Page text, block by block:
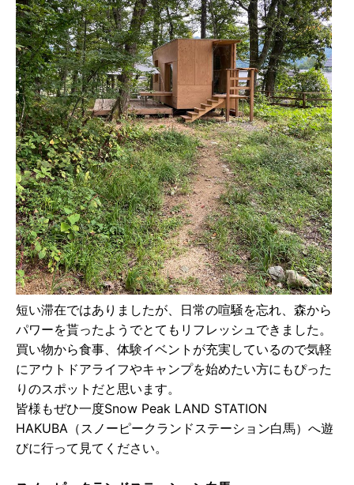
短い滞在ではありましたが、⽇常の喧騒を忘れ、森から
パワーを貰ったようでとてもリフレッシュできました。
買い物から⾷事、体験イベントが充実しているので気軽
にアウトドアライフやキャンプを始めたい⽅にもぴった
りのスポットだと思います。
皆様もぜひ⼀度Snow Peak LAND STATION
HAKUBA（スノーピークランドステーション⽩⾺）へ遊
びに⾏って⾒てください。